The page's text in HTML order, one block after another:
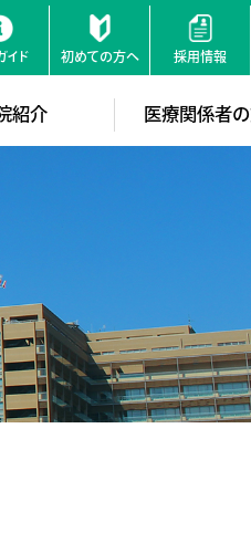
イド 初めての方へ 採用情報
紹介 医療関係者